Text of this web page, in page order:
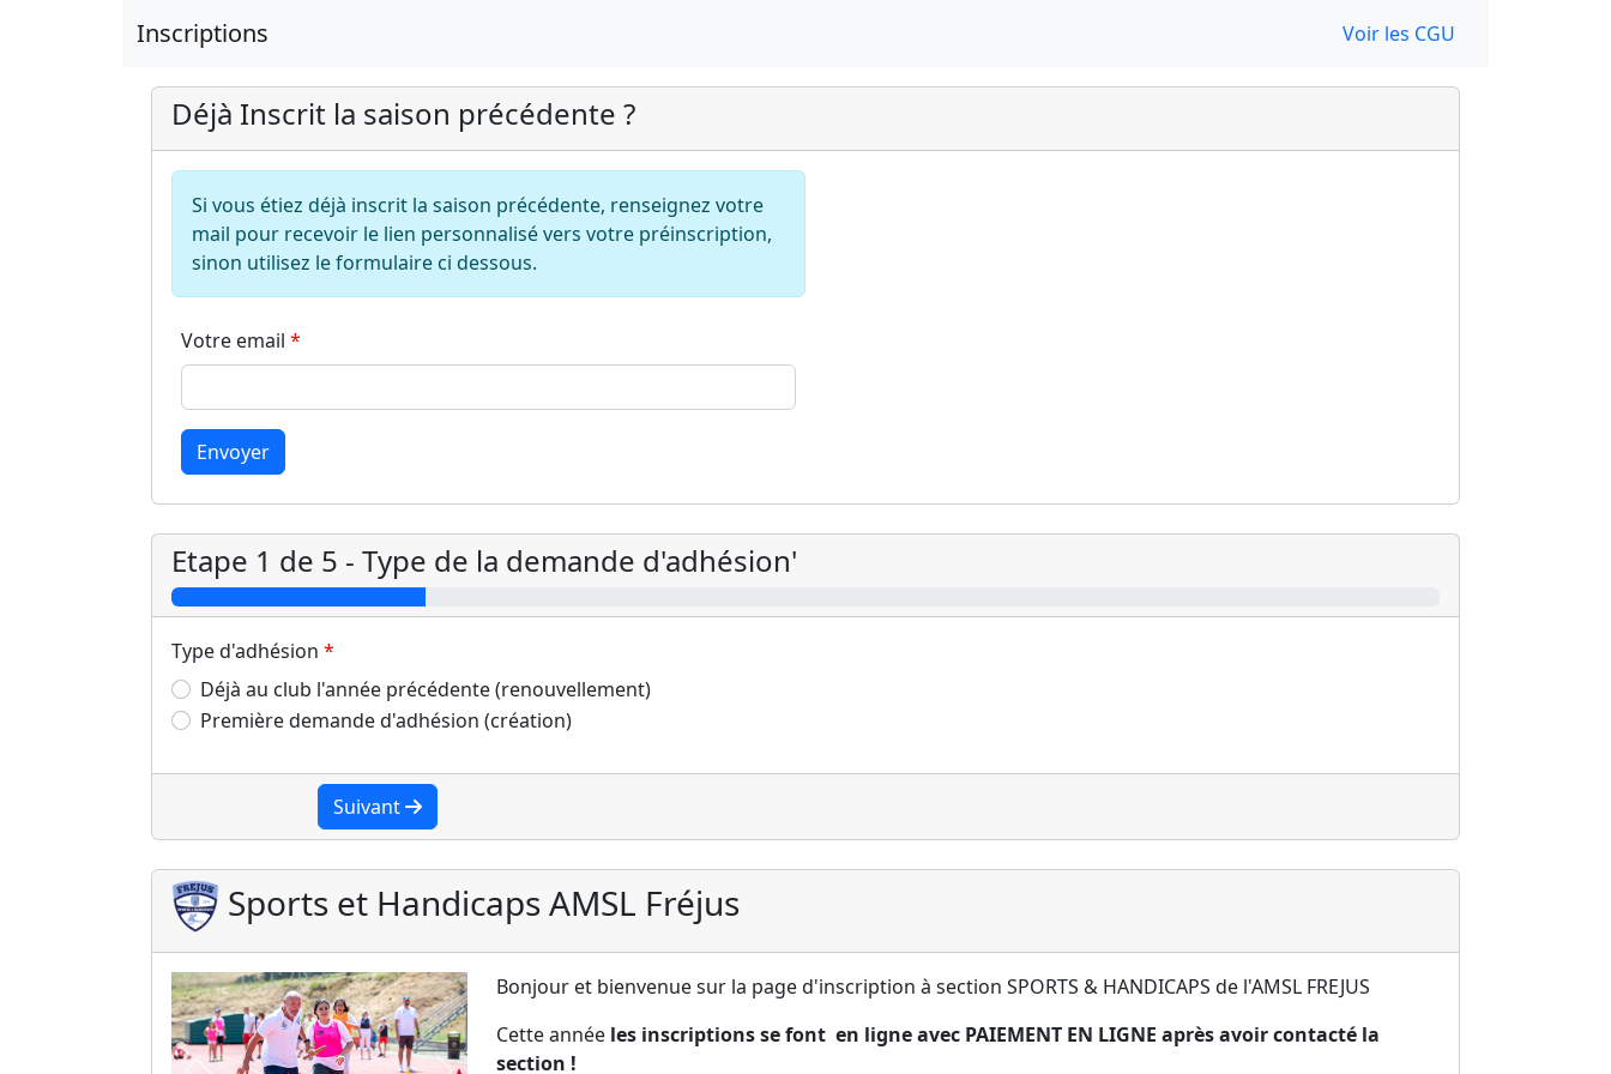
Inscriptions Voir les CGU
Déjà Inscrit la saison précédente ?
Si vous étiez déjà inscrit la saison précédente, renseignez votre
mail pour recevoir le lien personnalisé vers votre préinscription,
sinon utilisez le formulaire ci dessous.
Votre email
Envoyer
Etape 1 de 5 - Type de la demande d'adhésion'
Type d'adhésion
Déjà au club l'année précédente (renouvellement)
Première demande d'adhésion (création)
Suivant
Sports et Handicaps AMSL Fréjus
Bonjour et bienvenue sur la page d'inscription à section SPORTS & HANDICAPS de l'​AMSL FREJUS
Cette année les inscriptions se font en ligne avec PAIEMENT EN LIGNE après avoir contacté la
section !